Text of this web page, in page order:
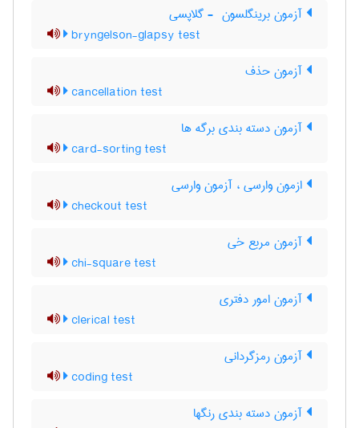
آزمون برینگلسون ‎ - گلاپسی
bryngelson-glapsy test
آزمون حذف
cancellation test
آزمون دسته بندی برگه ها
card-sorting test
ازمون وارسی ، آزمون وارسی
checkout test
آزمون مربع خی
chi-square test
آزمون امور دفتری
clerical test
آزمون رمزگردانی
coding test
آزمون دسته بندی رنگها